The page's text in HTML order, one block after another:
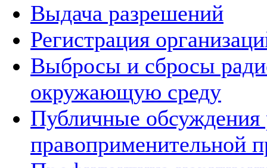
Выдача разрешений
Регистрация
Выбросы и сбросы
окружающую среду
Публичные обсуждения
правоприменительной